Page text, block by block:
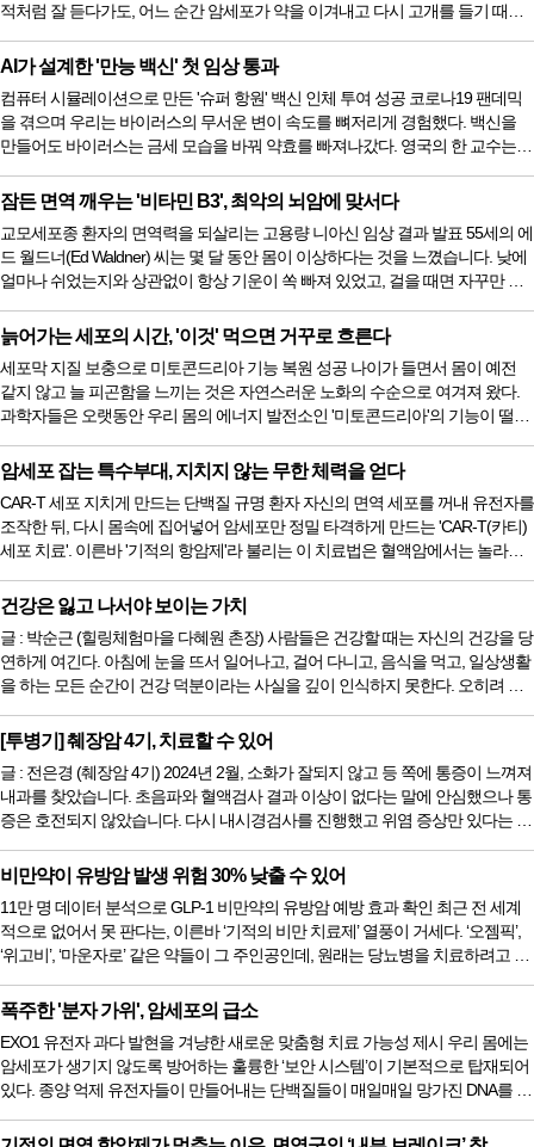
적처럼 잘 듣다가도, 어느 순간 암세포가 약을 이겨내고 다시 고개를 들기 때문
것일까? 가장 큰 이유는 암세포가 가진 놀라운 '자가 수리 능력' 때문이다. 항암
제가 암세포의 DNA를 망가뜨려도, 암세포는 훌륭한 수리공들을 즉각 불러모아
부서진 DNA를 말끔히 고쳐버린다. 그런데 최근 자랑스러운 국내 ...
AI가 설계한 '만능 백신' 첫 임상 통과
컴퓨터 시뮬레이션으로 만든 '슈퍼 항원' 백신 인체 투여 성공 코로나19 팬데믹
을 겪으며 우리는 바이러스의 무서운 변이 속도를 뼈저리게 경험했다. 백신을
만들어도 바이러스는 금세 모습을 바꿔 약효를 빠져나갔다. 영국의 한 교수는
이러스의 뒤꽁무니를 쫓아가기에 바빴다"고 표현했다. 그런데 최근 인공지능
(AI)이 이 지긋지긋한 추격전을 끝낼 획기적인 '만능 백신'을 세상에 내놓으며 첫
인체 임상시험을 무사히 통과했다. AI가 찾아낸 바이러스 가...
잠든 면역 깨우는 '비타민 B3', 최악의 뇌암에 맞서다
교모세포종 환자의 면역력을 되살리는 고용량 니아신 임상 결과 발표 55세의 에
드 월드너(Ed Waldner) 씨는 몇 달 동안 몸이 이상하다는 것을 느꼈습니다. 낮에
얼마나 쉬었는지와 상관없이 항상 기운이 쏙 빠져 있었고, 걸을 때면 자꾸만 발
증상이 너무 심해져 응급실을 찾은 그날 청천벽력 같은 진단을 받았습니다. "뇌
에 커다란 종양이 있습니다. 당장 종양내과 전문의를 만나셔야 합니다." 그를 괴
롭힌 범인은 뇌암 중에서도 가장 진행이 빠르고 치명...
늙어가는 세포의 시간, '이것' 먹으면 거꾸로 흐른다
세포막 지질 보충으로 미토콘드리아 기능 복원 성공 나이가 들면서 몸이 예전
같지 않고 늘 피곤함을 느끼는 것은 자연스러운 노화의 수순으로 여겨져 왔다.
과학자들은 오랫동안 우리 몸의 에너지 발전소인 '미토콘드리아'의 기능이 떨어
해서는 명확한 해답을 내놓지 못했다. 그런데 최근 독일 라이프니츠 노화연구소
(FLI) 연구진이 국제 학술지 네이처 커뮤니케이션스(Nature Communications)를
통해 그 비밀을 풀어냈다. 노화의 주범이 유전자 손상이 아니라...
암세포 잡는 특수부대, 지치지 않는 무한 체력을 얻다
CAR-T 세포 지치게 만드는 단백질 규명 환자 자신의 면역 세포를 꺼내 유전자를
조작한 뒤, 다시 몸속에 집어넣어 암세포만 정밀 타격하게 만드는 'CAR-T(카티)
세포 치료'. 이른바 '기적의 항암제'라 불리는 이 치료법은 혈액암에서는 놀라운
에서는 유독 힘을 쓰지 못했다. 암세포와 싸우러 들어간 면역 세포들이 얼마 버
티지 못하고 금세 기진맥진하여 쓰러져 버렸기 때문이다. 그런데 최근 과학자들
이 이 든든한 특수부대를 솜사탕처럼 무기력하게 만들었던...
건강은 잃고 나서야 보이는 가치
글 : 박순근 (힐링체험마을 다혜원 촌장) 사람들은 건강할 때는 자신의 건강을 당
연하게 여긴다. 아침에 눈을 뜨서 일어나고, 걸어 다니고, 음식을 먹고, 일상생활
을 하는 모든 순간이 건강 덕분이라는 사실을 깊이 인식하지 못한다. 오히려 바
된다. 그러면서도 우리는 “나는 괜찮다”는 막연한 믿음 속에 살아간다. 그러나 건
강은 언제나 지속되는 상태가 아니다. 작은 피로가 쌓이고, 생활습관의 불균형
이 이어지면 몸은 서서히 경고 신호를 보내기 시작한다. ...
[투병기] 췌장암 4기, 치료할 수 있어
글 : 전은경 (췌장암 4기) 2024년 2월, 소화가 잘되지 않고 등 쪽에 통증이 느껴져
내과를 찾았습니다. 초음파와 혈액검사 결과 이상이 없다는 말에 안심했으나 통
증은 호전되지 않았습니다. 다시 내시경검사를 진행했고 위염 증상만 있다는 진
정형외과에서 도수치료를 받고 한의원에서 침을 맞아도 통증은 도무지 해결되
지 않았습니다. 점차 명치 밑이 답답하고 아파지더니, 밤에는 잠을 이루지 못할
정도로 통증이 심해졌습니다. 그렇게 원인을 찾지 못한 채 두 달...
비만약이 유방암 발생 위험 30% 낮출 수 있어
11만 명 데이터 분석으로 GLP-1 비만약의 유방암 예방 효과 확인 최근 전 세계
적으로 없어서 못 판다는, 이른바 ‘기적의 비만 치료제’ 열풍이 거세다. ‘오젬픽’,
‘위고비’, ‘마운자로’ 같은 약들이 그 주인공인데, 원래는 당뇨병을 치료하려고 만
데 이 다이어트약들이 단지 뱃살만 줄여주는 것이 아니었다. 최근 세계 최고 권
위의 2026년 미국임상종양학회(ASCO) 연례 회의에서, 이 비만 치료제들이 여
성들의 ‘유방암’ 발생 위험을 무려 30%나 ...
폭주한 '분자 가위', 암세포의 급소
EXO1 유전자 과다 발현을 겨냥한 새로운 맞춤형 치료 가능성 제시 우리 몸에는
암세포가 생기지 않도록 방어하는 훌륭한 ‘보안 시스템’이 기본적으로 탑재되어
있다. 종양 억제 유전자들이 만들어내는 단백질들이 매일매일 망가진 DNA를 수
고장 나거나 숫자가 부족해질 때 암에 걸릴 위험이 커진다고 알려져 왔다. 그런